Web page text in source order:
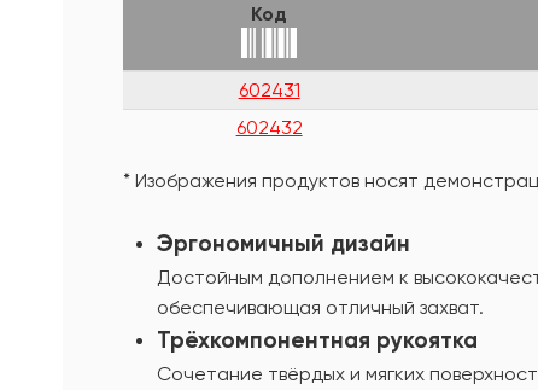
Код
602431
602432
* Изображения продуктов носят
Эргономичный дизайн
Достойным дополнением к
обеспечивающая отличный захват.
Трёхкомпонентная рукоятка
Сочетание твёрдых и мягких